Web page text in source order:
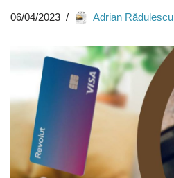
06/04/2023 Adrian Rădulescu